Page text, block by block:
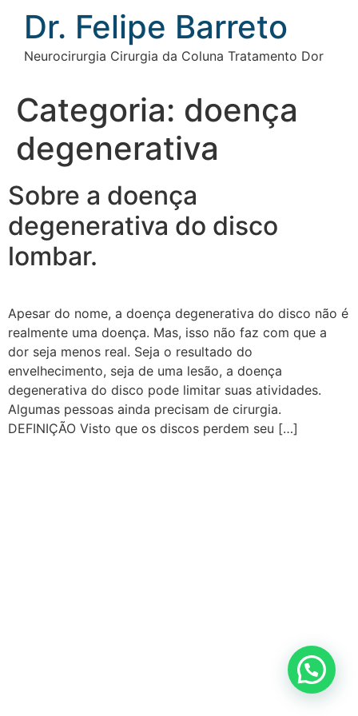
conteúdo
Dr. Felipe Barreto
Neurocirurgia Cirurgia da Coluna Tratamento Dor
Categoria: doença
degenerativa
Sobre a doença
degenerativa do disco
lombar.
Apesar do nome, a doença degenerativa do disco não é
realmente uma doença. Mas, isso não faz com que a
dor seja menos real. Seja o resultado do
envelhecimento, seja de uma lesão, a doença
degenerativa do disco pode limitar suas atividades.
Algumas pessoas ainda precisam de cirurgia.
DEFINIÇÃO Visto que os discos perdem seu […]